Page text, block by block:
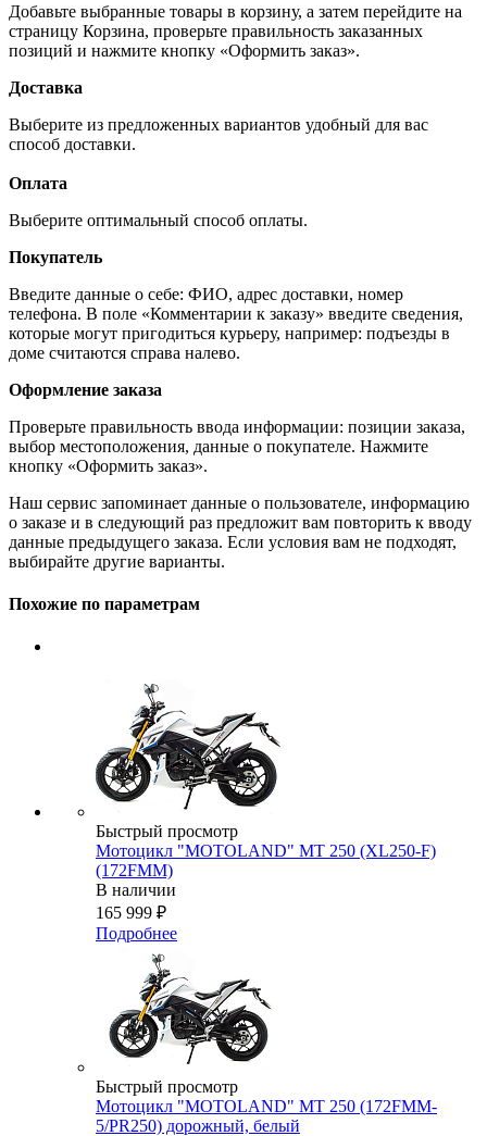
Добавьте выбранные товары в корзину, а затем перейдите на
страницу Корзина, проверьте правильность заказанных
позиций и нажмите кнопку «Оформить заказ».
Доставка
Выберите из предложенных вариантов удобный для вас
способ доставки.
Оплата
Выберите оптимальный способ оплаты.
Покупатель
Введите данные о себе: ФИО, адрес доставки, номер
телефона. В поле «Комментарии к заказу» введите сведения,
которые могут пригодиться курьеру, например: подъезды в
доме считаются справа налево.
Оформление заказа
Проверьте правильность ввода информации: позиции заказа,
выбор местоположения, данные о покупателе. Нажмите
кнопку «Оформить заказ».
Наш сервис запоминает данные о пользователе, информацию
о заказе и в следующий раз предложит вам повторить к вводу
данные предыдущего заказа. Если условия вам не подходят,
выбирайте другие варианты.
Похожие по параметрам
Быстрый просмотр
Мотоцикл "MOTOLAND" MT 250 (XL250-F)
(172FMM)
В наличии
165 999 ₽
Подробнее
Быстрый просмотр
Мотоцикл "MOTOLAND" MT 250 (172FMM-
5/PR250) дорожный, белый